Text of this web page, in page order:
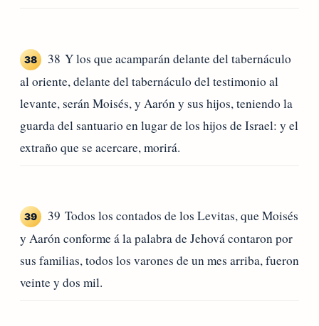
38
38 Y los que acamparán delante del tabernáculo
al oriente, delante del tabernáculo del testimonio al
levante, serán Moisés, y Aarón y sus hijos, teniendo la
guarda del santuario en lugar de los hijos de Israel: y el
extraño que se acercare, morirá.
39
39 Todos los contados de los Levitas, que Moisés
y Aarón conforme á la palabra de Jehová contaron por
sus familias, todos los varones de un mes arriba, fueron
veinte y dos mil.